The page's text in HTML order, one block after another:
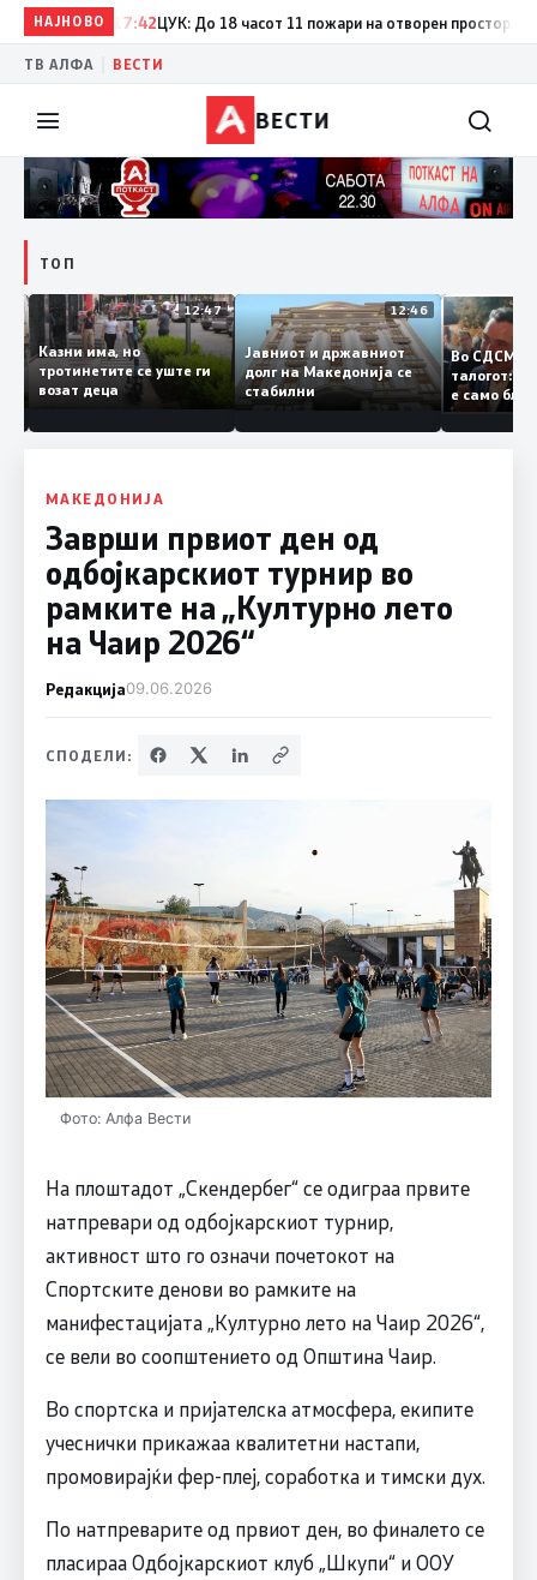
НАЈНОВО17:42ЦУК: До 18 часот 11 пожари на отворен простор, од
ТВ АЛФА ВЕСТИ
ВЕСТИ
ТОП
12:47
Казни има, но
тротинетите се уште ги
возат деца
12:46
Јавниот и државниот
долг на Македонија се
стабилни
Во СДСМ
е само
копија
Заев
МАКЕДОНИЈА
Заврши првиот ден од
одбојкарскиот турнир во
рамките на „Културно лето
на Чаир 2026“
Редакција09.06.2026
СПОДЕЛИ:
Фото: Алфа Вести
На плоштадот „Скендербег“ се одиграа првите
натпревари од одбојкарскиот турнир,
активност што го означи почетокот на
Спортските денови во рамките на
манифестацијата „Културно лето на Чаир 2026“,
се вели во соопштението од Општина Чаир.
Во спортска и пријателска атмосфера, екипите
учеснички прикажаа квалитетни настапи,
промовирајќи фер-плеј, соработка и тимски дух.
По натпреварите од првиот ден, во финалето се
пласираа Одбојкарскиот клуб „Шкупи“ и ООУ